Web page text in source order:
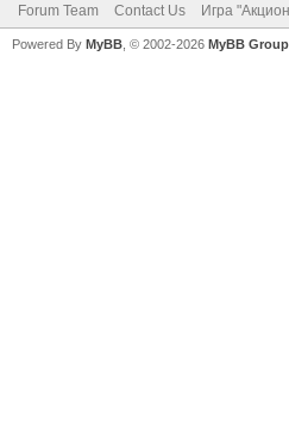
Forum Team Contact Us Игра
Powered By MyBB , © 2002-2026 MyBB Group